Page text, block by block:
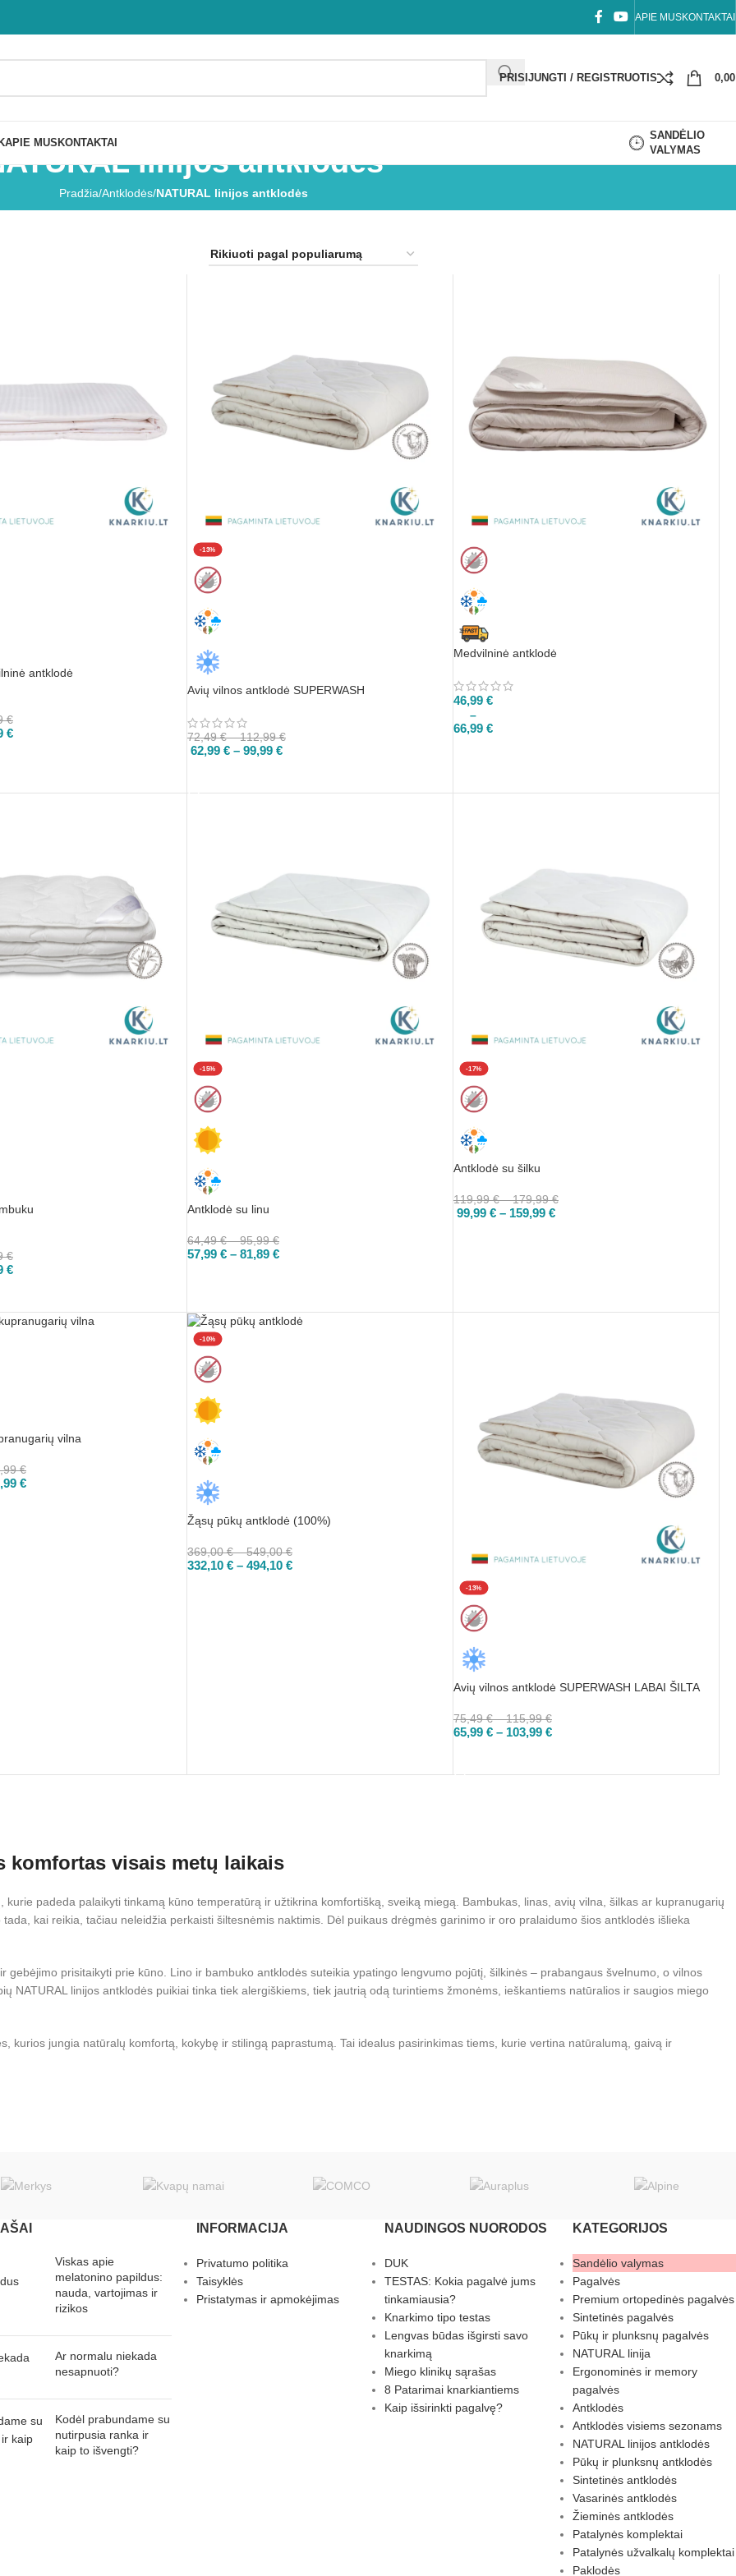
APIE MUSKONTAKTAI
PRISIJUNGTI / REGISTRUOTIS
APIE MUS KONTAKTAI
SANDĖLIO
VALYMAS
linijos antklodės
Pradžia/Antklodės/NATURAL linijos antklodės
antklodė
€
€
-13%
Avių vilnos antklodė SUPERWASH
72,49€–112,99€
62,99 € – 99,99 €
Medvilninė antklodė
46,99 €
–
66,99 €
€
€
-15%
Antklodė su linu
64,49€–95,99€
57,99 € – 81,89 €
-17%
Antklodė su šilku
119,99€–179,99€
99,99 € – 159,99 €
vilna
€
€
-10%
Žąsų pūkų antklodė (100%)
369,00€–549,00€
332,10 € – 494,10 €
-13%
Avių vilnos antklodė SUPERWASH LABAI ŠILTA
75,49€–115,99€
65,99 € – 103,99 €
komfortas visais metų laikais
padeda palaikyti tinkamą kūno temperatūrą ir užtikrina komfortišką, sveiką miegą. Bambukas, linas, avių vilna, šilkas ar kupranugarių
kai reikia, tačiau neleidžia perkaisti šiltesnėmis naktimis. Dėl puikaus drėgmės garinimo ir oro pralaidumo šios antklodės išlieka
prisitaikyti prie kūno. Lino ir bambuko antklodės suteikia ypatingo lengvumo pojūtį, šilkinės – prabangaus švelnumo, o vilnos
NATURAL linijos antklodės puikiai tinka tiek alergiškiems, tiek jautrią odą turintiems žmonėms, ieškantiems natūralios ir saugios miego
kurios jungia natūralų komfortą, kokybę ir stilingą paprastumą. Tai idealus pasirinkimas tiems, kurie vertina natūralumą, gaivą ir
Viskas apie
melatonino papildus:
nauda, vartojimas ir
rizikos
Ar normalu niekada
nesapnuoti?
Kodėl prabundame su
nutirpusia ranka ir
kaip to išvengti?
INFORMACIJA
Privatumo politika
Taisyklės
Pristatymas ir apmokėjimas
NAUDINGOS NUORODOS
DUK
TESTAS: Kokia pagalvė jums
tinkamiausia?
Knarkimo tipo testas
Lengvas būdas išgirsti savo
knarkimą
Miego klinikų sąrašas
8 Patarimai knarkiantiems
Kaip išsirinkti pagalvę?
KATEGORIJOS
Sandėlio valymas
Pagalvės
Premium ortopedinės pagalvės
Sintetinės pagalvės
Pūkų ir plunksnų pagalvės
NATURAL linija
Ergonominės ir memory
pagalvės
Antklodės
Antklodės visiems sezonams
NATURAL linijos antklodės
Pūkų ir plunksnų antklodės
Sintetinės antklodės
Vasarinės antklodės
Žieminės antklodės
Patalynės komplektai
Patalynės užvalkalų komplektai
Paklodės